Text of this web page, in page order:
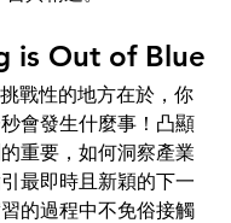
is Out of Blue
戰性的地方在於，你
會發生什麼事！凸顯
重要，如何洞察產業
最即時且新穎的下一
的過程中不免俗接觸